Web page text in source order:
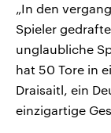
„In den
Spieler
unglaubliche
hat 50 Tore in
Draisaitl, ein
einzigartige